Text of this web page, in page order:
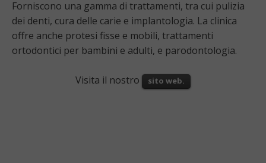
Forniscono una gamma di trattamenti, tra cui pulizia
dei denti, cura delle carie e implantologia. La clinica
offre anche protesi fisse e mobili, trattamenti
ortodontici per bambini e adulti, e parodontologia.
Visita il nostro sito web.